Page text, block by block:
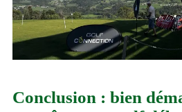
Conclusion : bien